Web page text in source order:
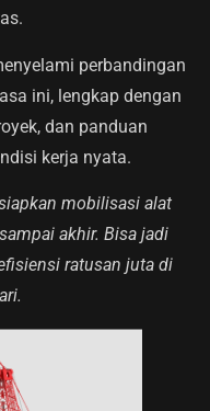
perbandingan
ini, lengkap dengan
dan panduan
kerja nyata.
mobilisasi alat
akhir. Bisa jadi
ratusan juta di